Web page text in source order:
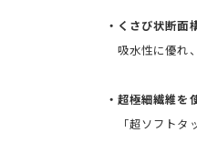
・くさび状断面
吸水性に優れ
・超極細繊維を
「超ソフトタ